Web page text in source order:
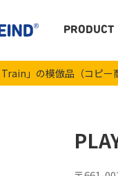
Train」の模倣品（コピ
PRODUCT